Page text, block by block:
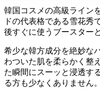
韓国コスメの高級ライン
ドの代表格である雪花秀
後すぐに使うブースター
希少な韓方成分を絶妙な
わついた肌を柔らかく整
た瞬間にスーッと浸透す
る方も少なくありません。